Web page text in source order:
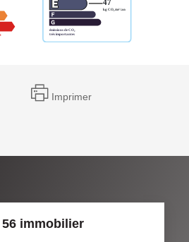
Imprimer
56 immobilier